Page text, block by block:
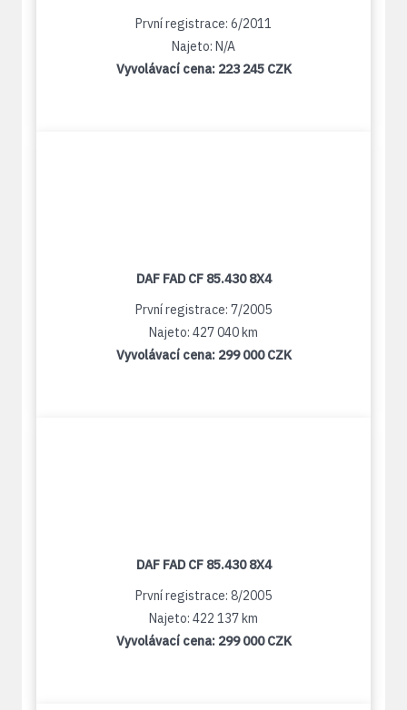
První registrace: 6/2011
Najeto: N/A
Vyvolávací cena: 223 245 CZK
DAF FAD CF 85.430 8X4
První registrace: 7/2005
Najeto: 427 040 km
Vyvolávací cena: 299 000 CZK
DAF FAD CF 85.430 8X4
První registrace: 8/2005
Najeto: 422 137 km
Vyvolávací cena: 299 000 CZK